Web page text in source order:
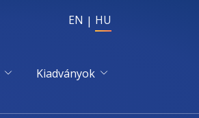
EN HU
Kiadványok